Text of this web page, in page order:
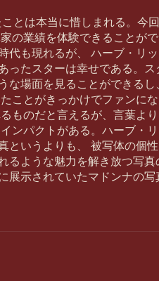
とは本当に惜しまれる。今
の業績を体験できることが
代も現れるが、 ハーブ・リ
ったスターは幸せである。
な場面を見ることができる
ことがきっかけでファンに
ものだと言えるが、言葉よ
ンパクトがある。ハーブ・
というよりも、 被写体の個
るような魅力を解き放つ写
展示されていたマドンナの